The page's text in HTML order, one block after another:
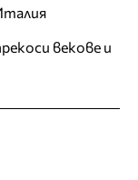
векове и